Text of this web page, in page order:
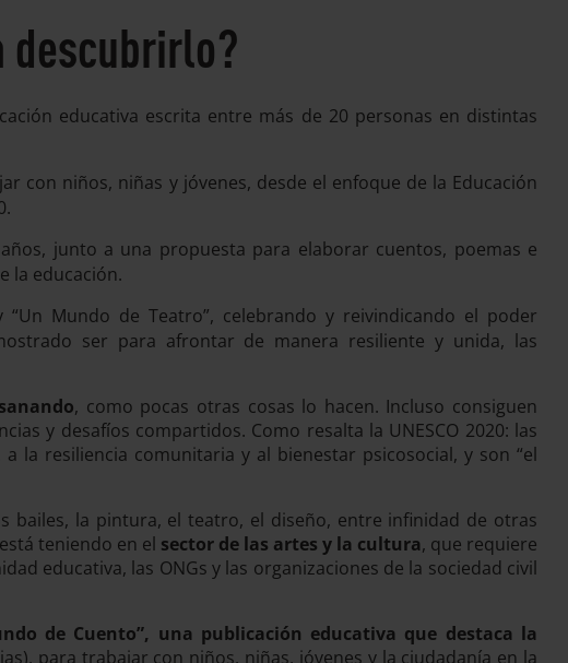
descubrirlo?
educativa escrita entre más de 20 personas en distintas
con niños, niñas y jóvenes, desde el enfoque de la Educación
junto a una propuesta para elaborar cuentos, poemas e
la educación.
Mundo de Teatro”, celebrando y reivindicando el poder
ser para afrontar de manera resiliente y unida, las
, como pocas otras cosas lo hacen. Incluso consiguen
y desafíos compartidos. Como resalta la UNESCO 2020: las
la resiliencia comunitaria y al bienestar psicosocial, y son “el
bailes, la pintura, el teatro, el diseño, entre infinidad de otras
teniendo en el sector de las artes y la cultura, que requiere
educativa, las ONGs y las organizaciones de la sociedad civil
de Cuento”, una publicación educativa que destaca la
para trabajar con niños, niñas, jóvenes y la ciudadanía en la